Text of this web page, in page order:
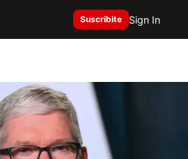
Suscribite Sign In